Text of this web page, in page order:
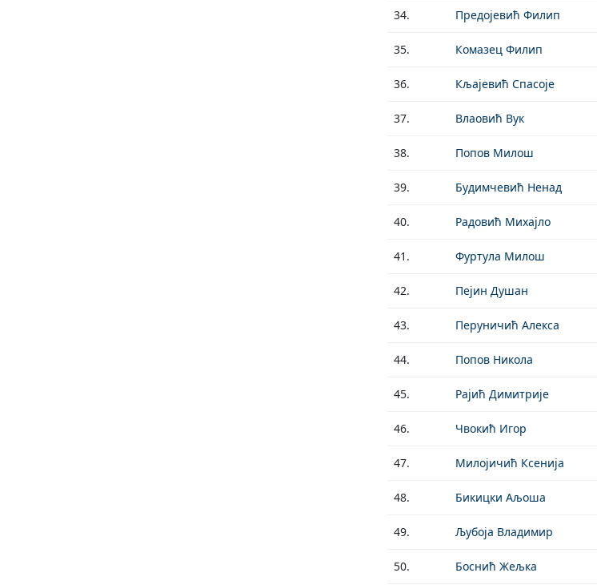
34. Предојевић Филип
35. Комазец Филип
36. Кљајевић Спасоје
37. Влаовић Вук
38. Попов Милош
39. Будимчевић Ненад
40. Радовић Михајло
41. Фуртула Милош
42. Пејин Душан
43. Перуничић Алекса
44. Попов Никола
45. Рајић Димитрије
46. Чвокић Игор
47. Милојичић Ксенија
48. Бикицки Аљоша
49. Љубоја Владимир
50. Боснић Жељка